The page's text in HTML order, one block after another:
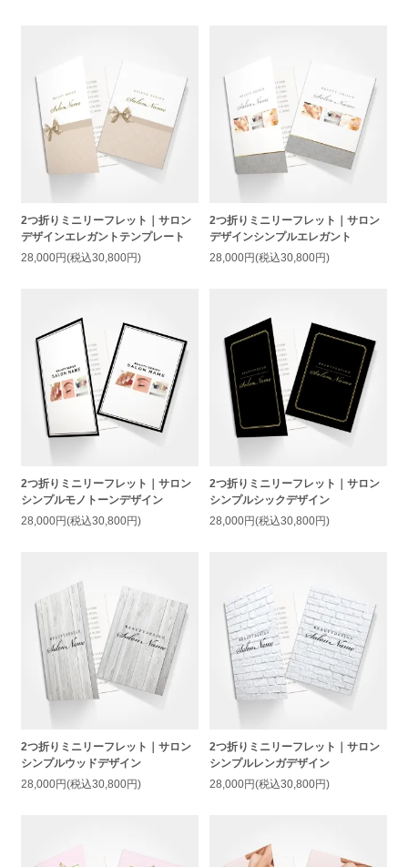
2つ折りミニリーフレット｜サロン
デザインエレガントテンプレート
28,000円(税込30,800円)
2つ折りミニリーフレット｜サロン
デザインシンプルエレガント
28,000円(税込30,800円)
2つ折りミニリーフレット｜サロン
シンプルモノトーンデザイン
28,000円(税込30,800円)
2つ折りミニリーフレット｜サロン
シンプルシックデザイン
28,000円(税込30,800円)
2つ折りミニリーフレット｜サロン
シンプルウッドデザイン
28,000円(税込30,800円)
2つ折りミニリーフレット｜サロン
シンプルレンガデザイン
28,000円(税込30,800円)